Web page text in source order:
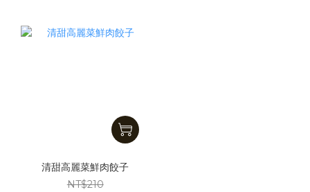
清甜高麗菜鮮肉餃子
NT$210